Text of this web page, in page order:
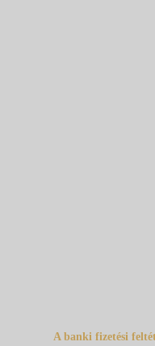
A banki fizetési